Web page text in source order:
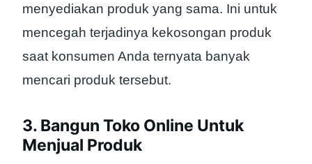
menyediakan produk yang sama. Ini untuk
mencegah terjadinya kekosongan produk
saat konsumen Anda ternyata banyak
mencari produk tersebut.
3. Bangun Toko Online Untuk
Menjual Produk